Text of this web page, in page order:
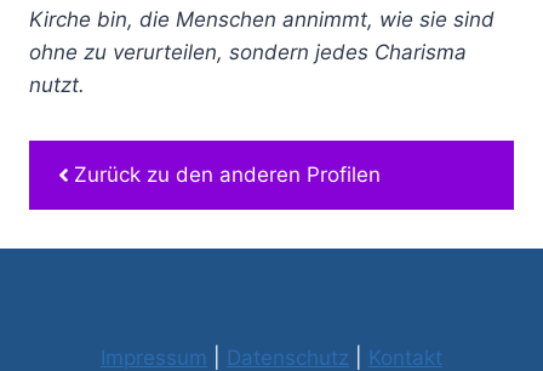
Kirche bin, die Menschen annimmt, wie sie sind
ohne zu verurteilen, sondern jedes Charisma
nutzt.
Zurück zu den anderen Profilen
Impressum Datenschutz Kontakt